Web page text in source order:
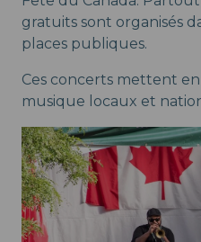
gratuits sont organisés
places publiques.
Ces concerts mettent
musique locaux et